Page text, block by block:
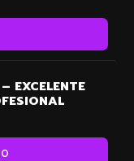
EXCELENTE